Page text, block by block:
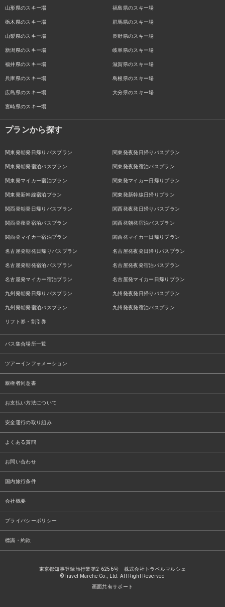
山形県のスキー場 福島県のスキー場
栃木県のスキー場 群馬県のスキー場
山梨県のスキー場 長野県のスキー場
新潟県のスキー場 岐阜県のスキー場
福井県のスキー場 滋賀県のスキー場
兵庫県のスキー場 島根県のスキー場
広島県のスキー場 大分県のスキー場
宮崎県のスキー場
プランから探す
関東発朝発日帰りバスプラン 関東発夜発日帰りバスプラン
関東発朝発宿泊バスプラン 関東発夜発宿泊バスプラン
関東発マイカー宿泊プラン 関東発マイカー日帰りプラン
関東発新幹線宿泊プラン 関東発新幹線日帰りプラン
関西発朝発日帰りバスプラン 関西発夜発日帰りバスプラン
関西発夜発宿泊バスプラン 関西発朝発宿泊バスプラン
関西発マイカー宿泊プラン 関西発マイカー日帰りプラン
名古屋発朝発日帰りバスプラン 名古屋発夜発日帰りバスプラン
名古屋発朝発宿泊バスプラン 名古屋発夜発宿泊バスプラン
名古屋発マイカー宿泊プラン 名古屋発マイカー日帰りプラン
九州発朝発日帰りバスプラン 九州発夜発日帰りバスプラン
九州発朝発宿泊バスプラン 九州発夜発宿泊バスプラン
リフト券・割引券
バス集合場所一覧
ツアーインフォメーション
親権者同意書
お支払い方法について
安全運行の取り組み
よくある質問
お問い合わせ
国内旅行条件
会社概要
プライバシーポリシー
標識・約款
東京都知事登録旅行業第2-6256号 株式会社トラベルマルシェ
©Travel Marche Co., Ltd. All Right Reserved
画面共有サポート